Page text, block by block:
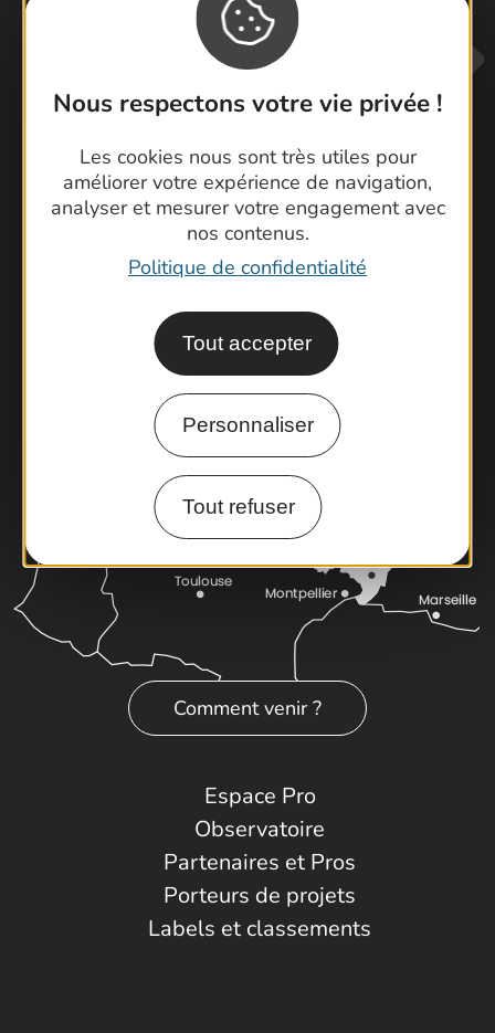
Nous respectons votre vie privée !
Les cookies nous sont très utiles pour
améliorer votre expérience de navigation,
analyser et mesurer votre engagement avec
nos contenus.
Politique de confidentialité
Tout accepter
Personnaliser
Tout refuser
Contactez-nous !
Foire aux questions
Brochures
Cartoguides et Topoguides
Latitude Gard
Comment venir ?
Espace Pro
Observatoire
Partenaires et Pros
Porteurs de projets
Labels et classements